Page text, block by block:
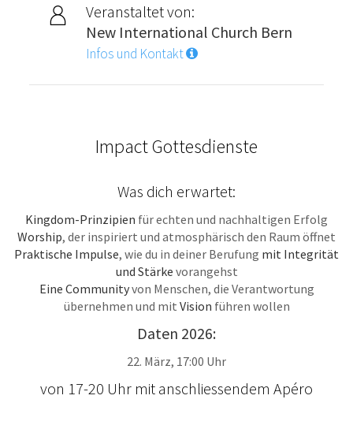
Veranstaltet von:
New International Church Bern
Infos und Kontakt
Impact Gottesdienste
Was dich erwartet:
Kingdom-Prinzipien für echten und nachhaltigen Erfolg
Worship, der inspiriert und atmosphärisch den Raum öffnet
Praktische Impulse, wie du in deiner Berufung mit Integrität
und Stärke vorangehst
Eine Communityvon Menschen, die Verantwortung
übernehmen und mit Vision führen wollen
Daten 2026:
22. März, 17:00 Uhr
von 17-20 Uhr mit anschliessendem Apéro